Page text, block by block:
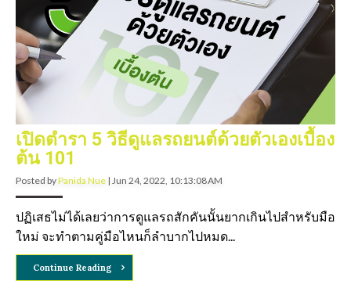
เปิดตำรา 5 วิธีดูแลรถยนต์ด้วยตัวเองเบื้อง
ต้น 101
Posted byPanida Nue | Jun 24, 2022, 10:13:08 AM
ปฏิเสธไม่ได้เลยว่าการดูแลรถสักคันนั้นยากเกินไปสำหรับมือ
ใหม่ จะทำตามคู่มือไหนก็ลำบากไปหมด...
Continue Reading